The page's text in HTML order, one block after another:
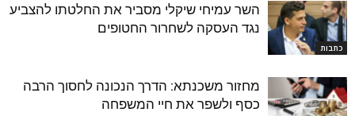
כתבות
השר עמיחי שיקלי מסביר את החלטתו להצביע
נגד העסקה לשחרור החטופים
מחזור משכנתא: הדרך הנכונה לחסוך הרבה
כסף ולשפר את חיי המשפחה